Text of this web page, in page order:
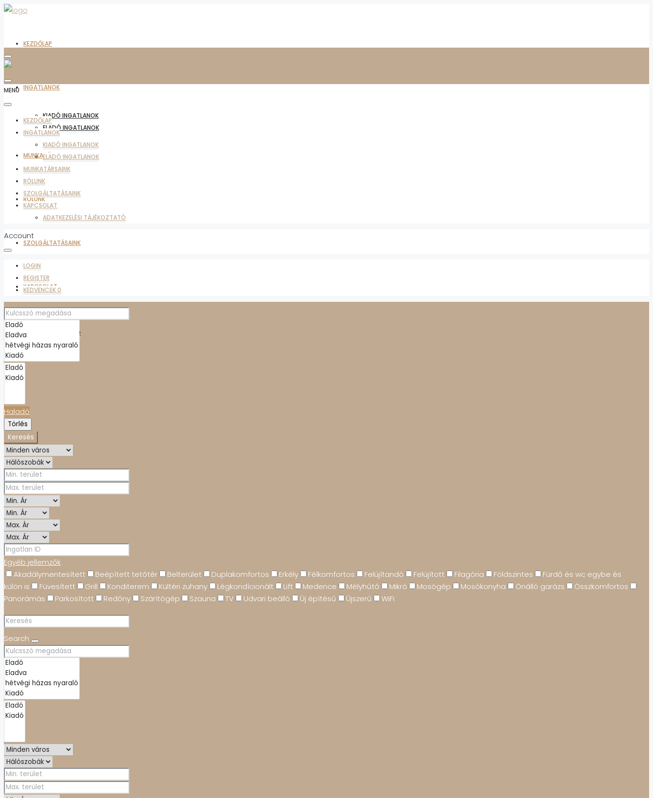
KEZDŐLAP
INGATLANOK
KIADÓ INGATLANOK
ELADÓ INGATLANOK
MUNKATÁRSAINK
RÓLUNK
SZOLGÁLTATÁSAINK
KAPCSOLAT
ADATKEZELÉSI TÁJÉKOZTATÓ
0
MENU
KEZDŐLAP
INGATLANOK
KIADÓ INGATLANOK
ELADÓ INGATLANOK
MUNKATÁRSAINK
RÓLUNK
SZOLGÁLTATÁSAINK
KAPCSOLAT
ADATKEZELÉSI TÁJÉKOZTATÓ
Account
LOGIN
REGISTER
KEDVENCEK0
Haladó
Törlés
Keresés
Egyéb jellemzők
Akadálymentesített
Beépített tetőtér Belterület Duplakomfortos Erkély Félkomfortos Felújítandó Felújított Filagória Földszintes
Fürdő és wc egybe és
külön is
Füvesített Grill Konditerem Kültéri zuhany Légkondícionált Lift Medence Mélyhűtő Mikró Mosógép Mosókonyha Önálló garázs
Összkomfortos
Panorámás
Parkosított Redőny Szárítógép Szauna TV Udvari beálló Új építésű Újszerű WiFi
Search